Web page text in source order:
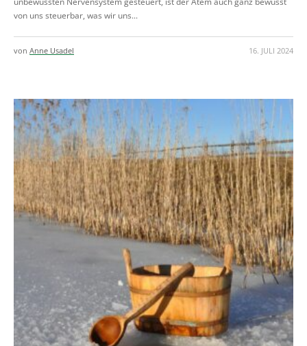
von uns steuerbar, was wir uns...
16. JULI 2024
von Anne Usadel